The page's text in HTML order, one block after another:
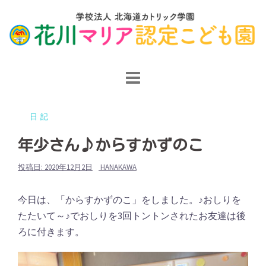
日記
年少さん♪からすかずのこ
投稿日: 2020年12月2日 HANAKAWA
今日は、「からすかずのこ」をしました。♪おしりを
たたいて～♪でおしりを3回トントンされたお友達は後
ろに付きます。